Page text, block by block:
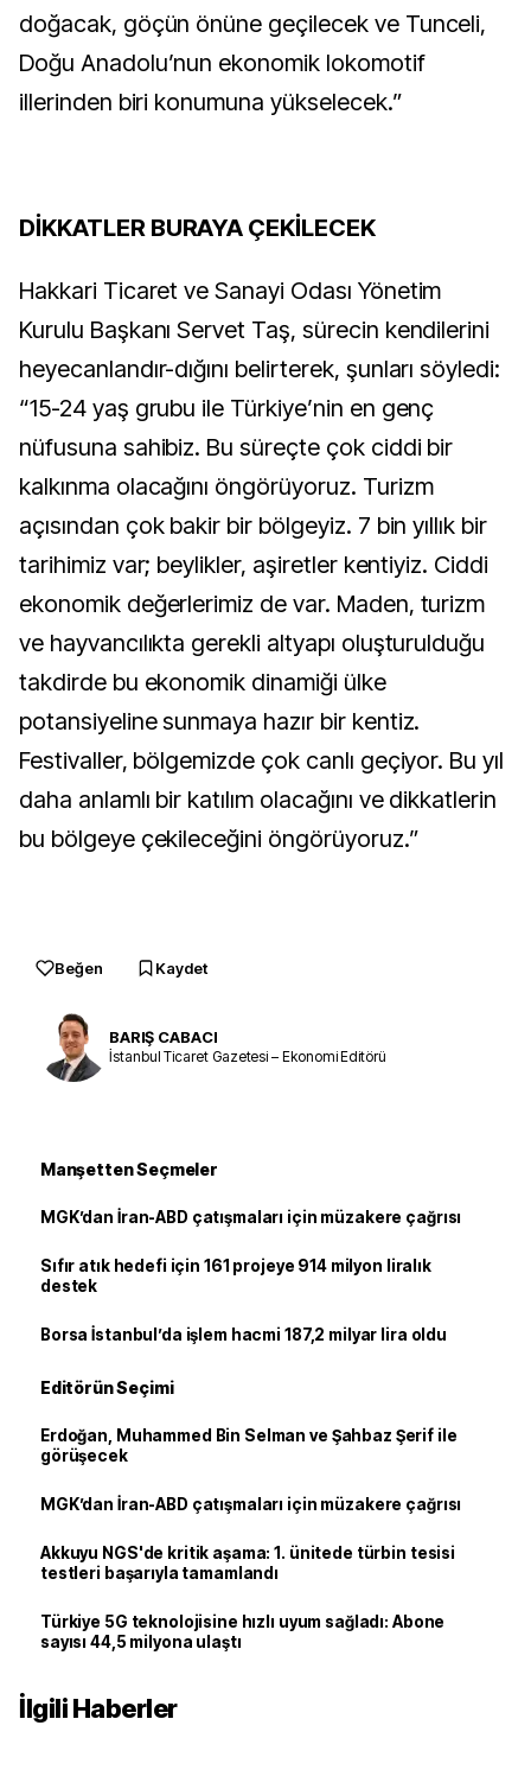
doğacak, göçün önüne geçilecek ve Tunceli,
Doğu Anadolu’nun ekonomik lokomotif
illerinden biri konumuna yükselecek.”
DİKKATLER BURAYA ÇEKİLECEK
Hakkari Ticaret ve Sanayi Odası Yönetim
Kurulu Başkanı Servet Taş, sürecin kendilerini
heyecanlandır-dığını belirterek, şunları söyledi:
“15-24 yaş grubu ile Türkiye’nin en genç
nüfusuna sahibiz. Bu süreçte çok ciddi bir
kalkınma olacağını öngörüyoruz. Turizm
açısından çok bakir bir bölgeyiz. 7 bin yıllık bir
tarihimiz var; beylikler, aşiretler kentiyiz. Ciddi
ekonomik değerlerimiz de var. Maden, turizm
ve hayvancılıkta gerekli altyapı oluşturulduğu
takdirde bu ekonomik dinamiği ülke
potansiyeline sunmaya hazır bir kentiz.
Festivaller, bölgemizde çok canlı geçiyor. Bu yıl
daha anlamlı bir katılım olacağını ve dikkatlerin
bu bölgeye çekileceğini öngörüyoruz.”
Beğen Kaydet
BARIŞ CABACI
İstanbul Ticaret Gazetesi – Ekonomi Editörü
Manşetten Seçmeler
MGK’dan İran-ABD çatışmaları için müzakere çağrısı
Sıfır atık hedefi için 161 projeye 914 milyon liralık
destek
Borsa İstanbul’da işlem hacmi 187,2 milyar lira oldu
Editörün Seçimi
Erdoğan, Muhammed Bin Selman ve Şahbaz Şerif ile
görüşecek
MGK’dan İran-ABD çatışmaları için müzakere çağrısı
Akkuyu NGS'de kritik aşama: 1. ünitede türbin tesisi
testleri başarıyla tamamlandı
Türkiye 5G teknolojisine hızlı uyum sağladı: Abone
sayısı 44,5 milyona ulaştı
İlgili Haberler